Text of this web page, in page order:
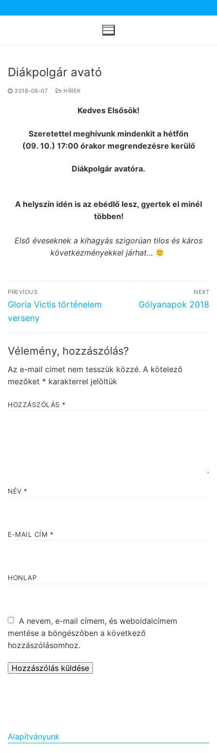
a
Diákpolgár avató
2018-09-07 HÍREK
Kedves Elsősök!
Szeretettel meghívunk mindenkit a hétfőn
(09. 10.) 17:00 órakor megrendezésre kerülő
Diákpolgár avatóra.
A helyszín idén is az ebédlő lesz, gyertek el minél
többen!
Első éveseknek a kihagyás szigorúan tilos és káros
következményekkel járhat…
Bejegyzés
navigáció
PREVIOUS
Previous
post:
Gloria Victis történelem
verseny
NEXT
Next
Gólyanapok 2018
Vélemény, hozzászólás?
Az e-mail címet nem tesszük közzé. A kötelező
mezőket * karakterrel jelöltük
HOZZÁSZÓLÁS *
NÉV *
E-MAIL CÍM *
HONLAP
A nevem, e-mail címem, és weboldalcímem
mentése a böngészőben a következő
hozzászólásomhoz.
Alapítványunk